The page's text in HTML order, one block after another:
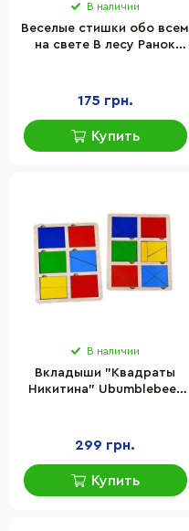
В наличии
Веселые стишки обо всем
на свете В лесу Ранок
175 грн.
Купить
В наличии
Вкладыши "Квадраты
Никитина" Ubumblebees
299 грн.
Купить